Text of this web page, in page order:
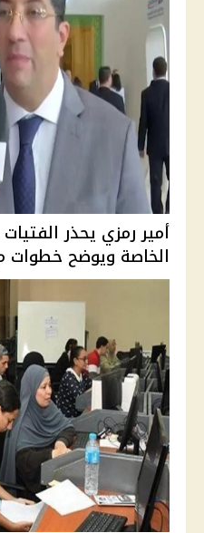
أمير رمزي يحذر
الخاصة ويوضح خطوات